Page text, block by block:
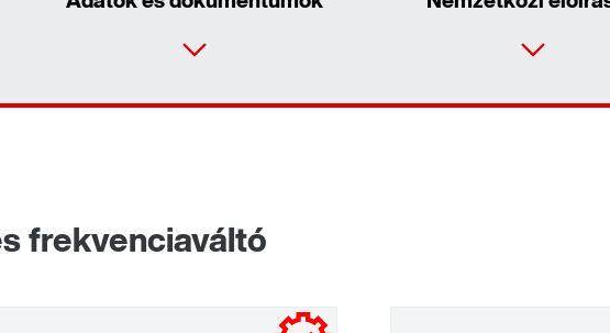
frekvenciaváltó